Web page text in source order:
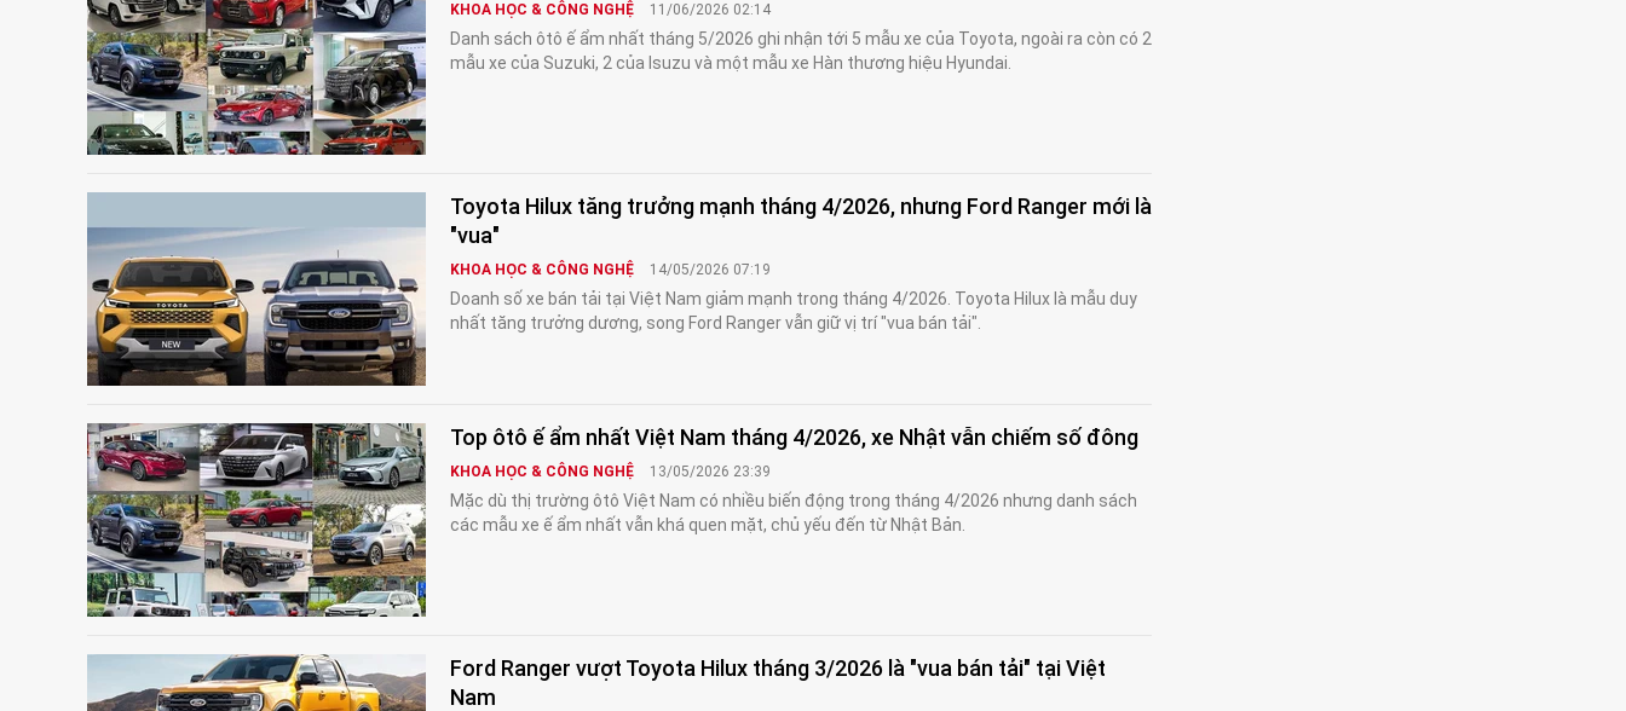
KHOA HỌC & CÔNG NGHỆ 11/06/2026 02:14
Danh sách ôtô ế ẩm nhất tháng 5/2026 ghi nhận tới 5 mẫu xe của Toyota, ngoài ra còn có 2
mẫu xe của Suzuki, 2 của Isuzu và một mẫu xe Hàn thương hiệu Hyundai.
Toyota Hilux tăng trưởng mạnh tháng 4/2026, nhưng Ford Ranger mới là
"vua"
KHOA HỌC & CÔNG NGHỆ 14/05/2026 07:19
Doanh số xe bán tải tại Việt Nam giảm mạnh trong tháng 4/2026. Toyota Hilux là mẫu duy
nhất tăng trưởng dương, song Ford Ranger vẫn giữ vị trí "vua bán tải".
Top ôtô ế ẩm nhất Việt Nam tháng 4/2026, xe Nhật vẫn chiếm số đông
KHOA HỌC & CÔNG NGHỆ 13/05/2026 23:39
Mặc dù thị trường ôtô Việt Nam có nhiều biến động trong tháng 4/2026 nhưng danh sách
các mẫu xe ế ẩm nhất vẫn khá quen mặt, chủ yếu đến từ Nhật Bản.
Ford Ranger vượt Toyota Hilux tháng 3/2026 là "vua bán tải" tại Việt
Nam